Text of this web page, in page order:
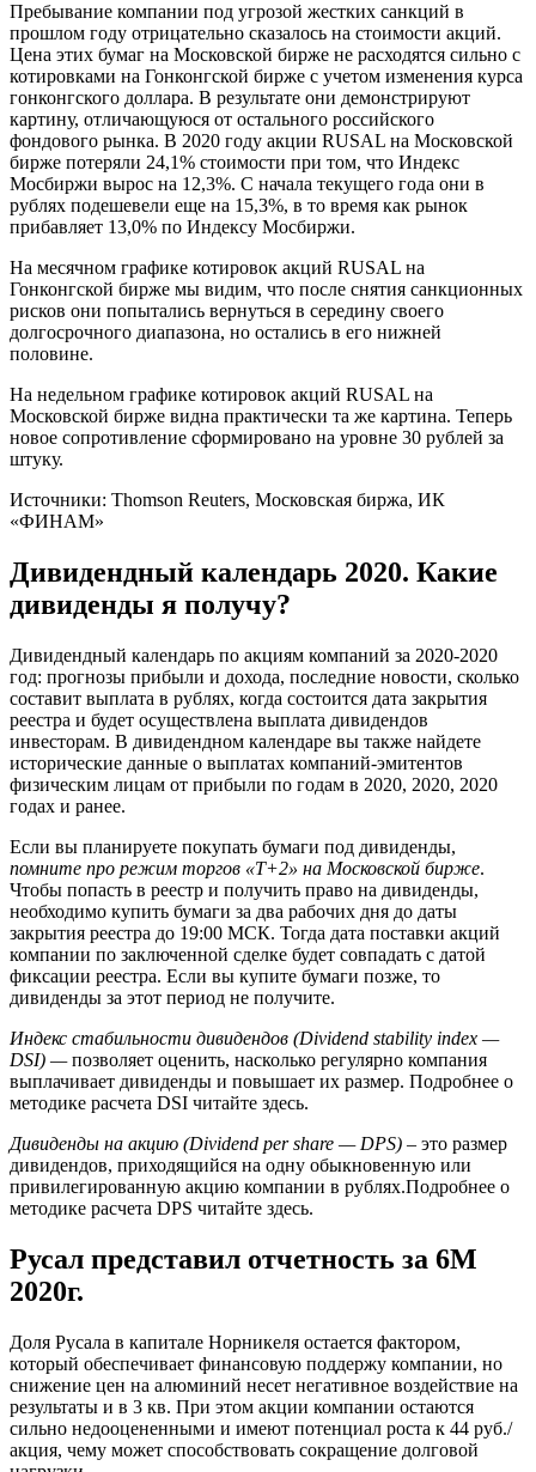
Пребывание компании под угрозой жестких санкций в
прошлом году отрицательно сказалось на стоимости акций.
Цена этих бумаг на Московской бирже не расходятся сильно с
котировками на Гонконгской бирже с учетом изменения курса
гонконгского доллара. В результате они демонстрируют
картину, отличающуюся от остального российского
фондового рынка. В 2020 году акции RUSAL на Московской
бирже потеряли 24,1% стоимости при том, что Индекс
Мосбиржи вырос на 12,3%. С начала текущего года они в
рублях подешевели еще на 15,3%, в то время как рынок
прибавляет 13,0% по Индексу Мосбиржи.
На месячном графике котировок акций RUSAL на
Гонконгской бирже мы видим, что после снятия санкционных
рисков они попытались вернуться в середину своего
долгосрочного диапазона, но остались в его нижней
половине.
На недельном графике котировок акций RUSAL на
Московской бирже видна практически та же картина. Теперь
новое сопротивление сформировано на уровне 30 рублей за
штуку.
Источники: Thomson Reuters, Московская биржа, ИК
«ФИНАМ»
Дивидендный календарь 2020. Какие
дивиденды я получу?
Дивидендный календарь по акциям компаний за 2020-2020
год: прогнозы прибыли и дохода, последние новости, сколько
составит выплата в рублях, когда состоится дата закрытия
реестра и будет осуществлена выплата дивидендов
инвесторам. В дивидендном календаре вы также найдете
исторические данные о выплатах компаний-эмитентов
физическим лицам от прибыли по годам в 2020, 2020, 2020
годах и ранее.
Если вы планируете покупать бумаги под дивиденды,
помните про режим торгов «Т+2» на Московской бирже.
Чтобы попасть в реестр и получить право на дивиденды,
необходимо купить бумаги за два рабочих дня до даты
закрытия реестра до 19:00 МСК. Тогда дата поставки акций
компании по заключенной сделке будет совпадать с датой
фиксации реестра. Если вы купите бумаги позже, то
дивиденды за этот период не получите.
Индекс стабильности дивидендов (Dividend stability index —
DSI) —позволяет оценить, насколько регулярно компания
выплачивает дивиденды и повышает их размер. Подробнее о
методике расчета DSI читайте здесь.
Дивиденды на акцию (Dividend per share — DPS) – это размер
дивидендов, приходящийся на одну обыкновенную или
привилегированную акцию компании в рублях.Подробнее о
методике расчета DPS читайте здесь.
Русал представил отчетность за 6М
2020г.
Доля Русала в капитале Норникеля остается фактором,
который обеспечивает финансовую поддержу компании, но
снижение цен на алюминий несет негативное воздействие на
результаты и в 3 кв. При этом акции компании остаются
сильно недооцененными и имеют потенциал роста к 44 руб./
акция, чему может способствовать сокращение долговой